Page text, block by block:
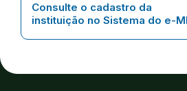
Consulte o cadastro da
instituição no Sistema do e-